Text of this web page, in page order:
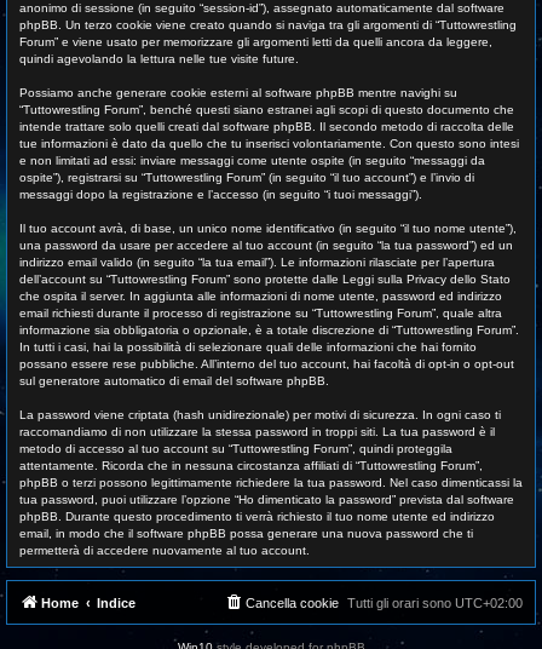
anonimo di sessione (in seguito “session-id”), assegnato automaticamente dal software
phpBB. Un terzo cookie viene creato quando si naviga tra gli argomenti di “Tuttowrestling
Forum” e viene usato per memorizzare gli argomenti letti da quelli ancora da leggere,
quindi agevolando la lettura nelle tue visite future.
Possiamo anche generare cookie esterni al software phpBB mentre navighi su
“Tuttowrestling Forum”, benché questi siano estranei agli scopi di questo documento che
intende trattare solo quelli creati dal software phpBB. Il secondo metodo di raccolta delle
tue informazioni è dato da quello che tu inserisci volontariamente. Con questo sono intesi
e non limitati ad essi: inviare messaggi come utente ospite (in seguito “messaggi da
ospite”), registrarsi su “Tuttowrestling Forum” (in seguito “il tuo account”) e l’invio di
messaggi dopo la registrazione e l’accesso (in seguito “i tuoi messaggi”).
Il tuo account avrà, di base, un unico nome identificativo (in seguito “il tuo nome utente”),
una password da usare per accedere al tuo account (in seguito “la tua password”) ed un
indirizzo email valido (in seguito “la tua email”). Le informazioni rilasciate per l’apertura
dell’account su “Tuttowrestling Forum” sono protette dalle Leggi sulla Privacy dello Stato
che ospita il server. In aggiunta alle informazioni di nome utente, password ed indirizzo
email richiesti durante il processo di registrazione su “Tuttowrestling Forum”, quale altra
informazione sia obbligatoria o opzionale, è a totale discrezione di “Tuttowrestling Forum”.
In tutti i casi, hai la possibilità di selezionare quali delle informazioni che hai fornito
possano essere rese pubbliche. All’interno del tuo account, hai facoltà di opt-in o opt-out
sul generatore automatico di email del software phpBB.
La password viene criptata (hash unidirezionale) per motivi di sicurezza. In ogni caso ti
raccomandiamo di non utilizzare la stessa password in troppi siti. La tua password è il
metodo di accesso al tuo account su “Tuttowrestling Forum”, quindi proteggila
attentamente. Ricorda che in nessuna circostanza affiliati di “Tuttowrestling Forum”,
phpBB o terzi possono legittimamente richiedere la tua password. Nel caso dimenticassi la
tua password, puoi utilizzare l’opzione “Ho dimenticato la password” prevista dal software
phpBB. Durante questo procedimento ti verrà richiesto il tuo nome utente ed indirizzo
email, in modo che il software phpBB possa generare una nuova password che ti
permetterà di accedere nuovamente al tuo account.
Home Indice Tutti gli orari sono UTC+02:00
Cancella cookie